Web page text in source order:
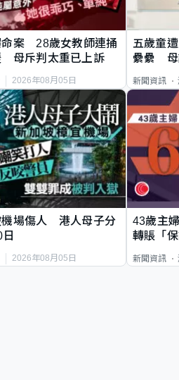
命案 28歲女教師連捅
母斥判太重已上訴
2026年08月05日
五歲童
纍纍 母
新聞資訊
機場傷人 港人母子分
2026年08月05日
43歲主
轉賬「
新聞資訊